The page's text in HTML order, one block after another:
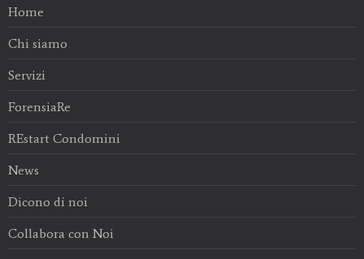
Home
Chi siamo
Servizi
ForensiaRe
REstart Condomini
News
Dicono di noi
Collabora con Noi